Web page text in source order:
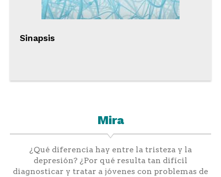
Sinapsis
Mira
¿Qué diferencia hay entre la tristeza y la
depresión? ¿Por qué resulta tan difícil
diagnosticar y tratar a jóvenes con problemas de